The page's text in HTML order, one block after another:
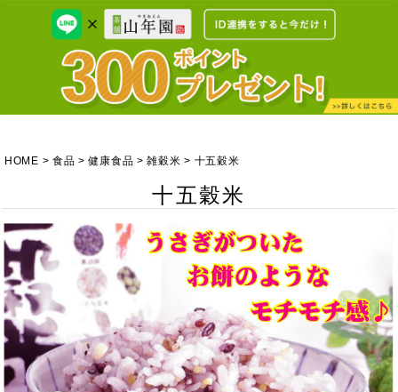
HOME 食品 健康食品 雑穀米 十五穀米
十五穀米